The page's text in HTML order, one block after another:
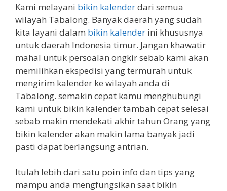
Kami melayani bikin kalenderdari semua
wilayah Tabalong. Banyak daerah yang sudah
kita layani dalam bikin kalender ini khususnya
untuk daerah Indonesia timur. Jangan khawatir
mahal untuk persoalan ongkir sebab kami akan
memilihkan ekspedisi yang termurah untuk
mengirim kalender ke wilayah anda di
Tabalong. semakin cepat kamu menghubungi
kami untuk bikin kalender tambah cepat selesai
sebab makin mendekati akhir tahun Orang yang
bikin kalender akan makin lama banyak jadi
pasti dapat berlangsung antrian.
Itulah lebih dari satu poin info dan tips yang
mampu anda mengfungsikan saat bikin